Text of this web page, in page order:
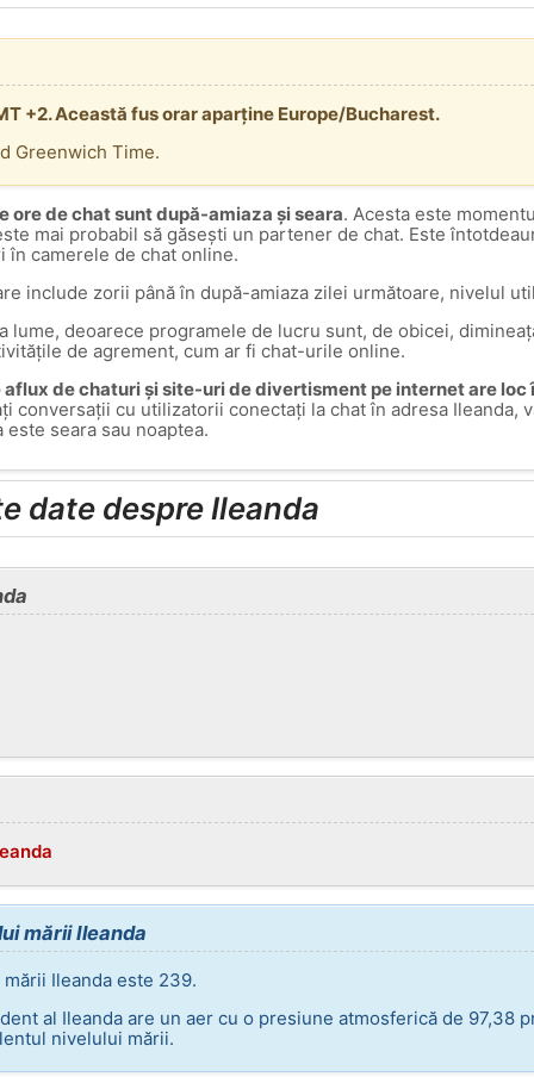
+2. Această fus orar aparține Europe/Bucharest.
Greenwich Time.
ore de chat sunt după-amiaza și seara. Acesta este
mai probabil să găsești un partener de chat. Este
în camerele de chat online.
include zorii până în după-amiaza zilei următoare, nivelul
lume, deoarece programele de lucru sunt, de obicei,
de agrement, cum ar fi chat-urile online.
de chaturi și site-uri de divertisment pe internet are loc
conversații cu utilizatorii conectați la chat în adresa Ileanda,
seara sau noaptea.
date despre Ileanda
mării Ileanda
Ileanda este 239.
al Ileanda are un aer cu o presiune atmosferică de 97,38
nivelului mării.